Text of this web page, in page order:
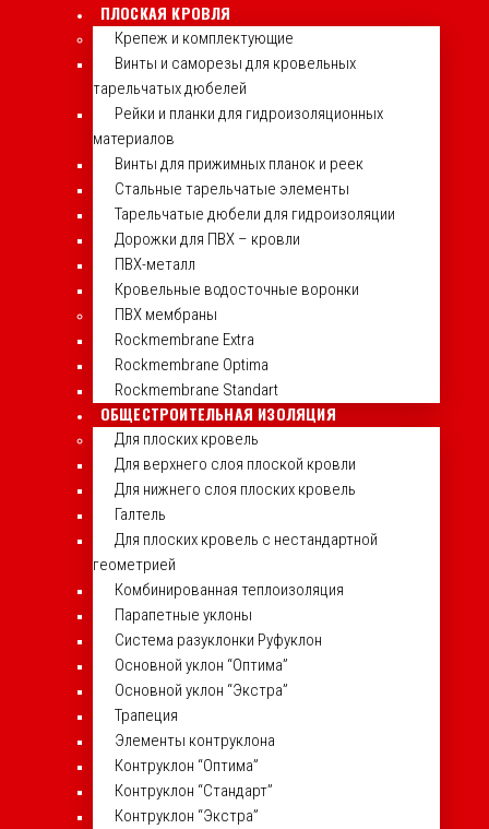
ПЛОСКАЯ КРОВЛЯ
Крепеж и комплектующие
Винты и саморезы для кровельных
тарельчатых дюбелей
Рейки и планки для гидроизоляционных
материалов
Винты для прижимных планок и реек
Стальные тарельчатые элементы
Тарельчатые дюбели для гидроизоляции
Дорожки для ПВХ – кровли
ПВХ-металл
Кровельные водосточные воронки
ПВХ мембраны
Rockmembrane Extra
Rockmembrane Optima
Rockmembrane Standart
ОБЩЕСТРОИТЕЛЬНАЯ ИЗОЛЯЦИЯ
Для плоских кровель
Для верхнего слоя плоской кровли
Для нижнего слоя плоских кровель
Галтель
Для плоских кровель с нестандартной
геометрией
Комбинированная теплоизоляция
Парапетные уклоны
Система разуклонки Руфуклон
Основной уклон “Оптима”
Основной уклон “Экстра”
Трапеция
Элементы контруклона
Контруклон “Оптима”
Контруклон “Стандарт”
Контруклон “Экстра”